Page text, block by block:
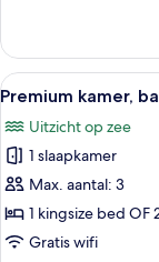
kamer,
balkon
Alle
foto's
voor
Premium
kamer,
balkon,
uitzicht
28
Premium kamer,
Uitzicht op zee
1 slaapkamer
Max. aantal: 3
1 kingsize bed
Gratis wifi